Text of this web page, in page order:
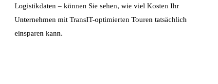
Logistikdaten – können Sie sehen, wie viel Kosten Ihr
Unternehmen mit TransIT-optimierten Touren tatsächlich
einsparen kann.